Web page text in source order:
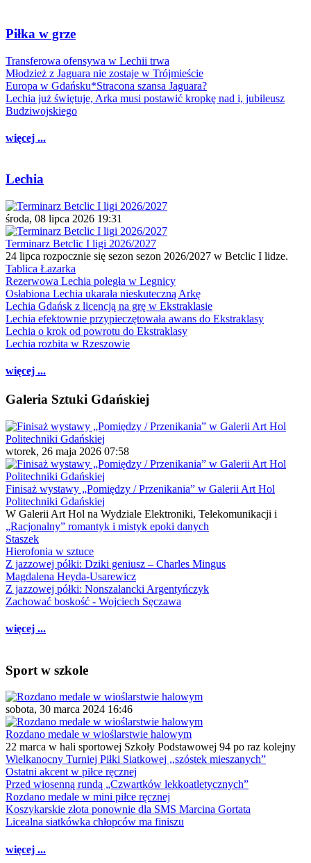
Piłka w grze
Transferowa ofensywa w Lechii trwa
Młodzież z Jaguara nie zostaje w Trójmieście
Europa w Gdańsku*Stracona szansa Jaguara?
Lechia już świętuje, Arka musi postawić kropkę nad i, jubileusz
Budziwojskiego
więcej ...
Lechia
środa, 08 lipca 2026 19:31
Terminarz Betclic I ligi 2026/2027
24 lipca rozpocznie się sezon sezon 2026/2027 w Betclic I lidze.
Tablica Łazarka
Rezerwowa Lechia poległa w Legnicy
Osłabiona Lechia ukarała nieskuteczną Arkę
Lechia Gdańsk z licencją na grę w Ekstraklasie
Lechia efektownie przypieczętowała awans do Ekstraklasy
Lechia o krok od powrotu do Ekstraklasy
Lechia rozbita w Rzeszowie
więcej ...
Galeria Sztuki Gdańskiej
wtorek, 26 maja 2026 07:58
Finisaż wystawy „Pomiędzy / Przenikania” w Galerii Art Hol
Politechniki Gdańskiej
W Galerii Art Hol na Wydziale Elektroniki, Telekomunikacji i
„Racjonalny” romantyk i mistyk epoki danych
Staszek
Hierofonia w sztuce
Z jazzowej półki: Dziki geniusz – Charles Mingus
Magdalena Heyda-Usarewicz
Z jazzowej półki: Nonszalancki Argentyńczyk
Zachować boskość - Wojciech Sęczawa
więcej ...
Sport w szkole
sobota, 30 marca 2024 16:46
Rozdano medale w wioślarstwie halowym
22 marca w hali sportowej Szkoły Podstawowej 94 po raz kolejny
Wielkanocny Turniej Piłki Siatkowej ,,szóstek mieszanych”
Ostatni akcent w piłce ręcznej
Przed wiosenną rundą „Czwartków lekkoatletycznych”
Rozdano medale w mini piłce ręcznej
Koszykarskie złota ponownie dla SMS Marcina Gortata
Licealna siatkówka chłopców ma finiszu
więcej ...